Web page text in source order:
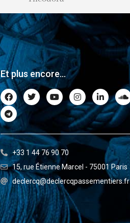
Et plus encore...
+33 1 44 76 90 70
15, rue Étienne Marcel - 75001 Paris
declercq@declercqpassementiers.fr